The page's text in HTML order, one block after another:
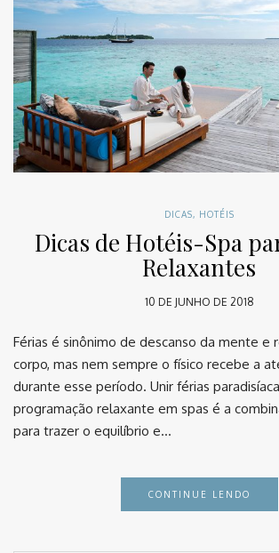
DICAS, HOTÉIS
Dicas de Hotéis-Spa
Relaxantes
10 DE JUNHO DE 2018
Férias é sinônimo de descanso da mente e
corpo, mas nem sempre o físico recebe a
durante esse período. Unir férias
programação relaxante em spas é a
para trazer o equilíbrio e…
CONTINUE LENDO